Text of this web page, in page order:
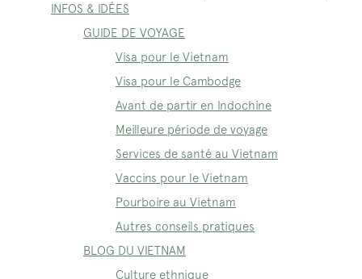
INFOS & IDÉES
GUIDE DE VOYAGE
Visa pour le Vietnam
Visa pour le Cambodge
Avant de partir en Indochine
Meilleure période de voyage
Services de santé au Vietnam
Vaccins pour le Vietnam
Pourboire au Vietnam
Autres conseils pratiques
BLOG DU VIETNAM
Culture ethnique